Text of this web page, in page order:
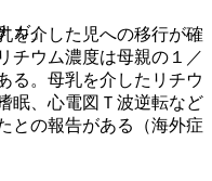
ガ」
を介した児への移行が確
チウム濃度は母親の１／
る。母乳を介したリチウ
眠、心電図Ｔ波逆転など
との報告がある（海外症